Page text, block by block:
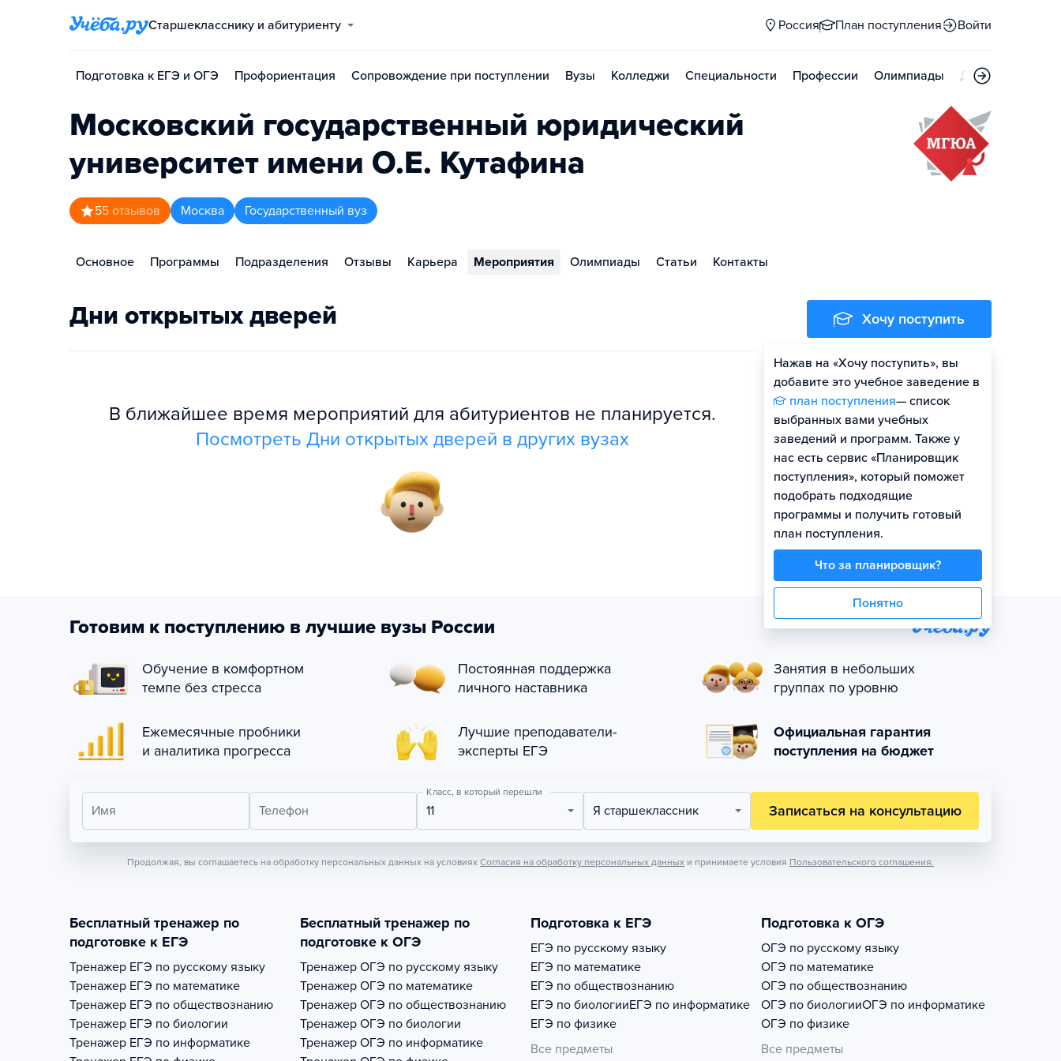
Старшекласснику и абитуриенту Россия План поступления Войти
Подготовка к ЕГЭ и ОГЭ Профориентация Сопровождение при поступлении Вузы Колледжи Специальности Профессии Олимпиады Дни открытых
Московский государственный юридический
университет имени О.Е. Кутафина
55 отзывов Москва Государственный вуз
Основное Программы Подразделения Отзывы Карьера Мероприятия Олимпиады Статьи Контакты
Дни открытых дверей
В ближайшее время мероприятий для абитуриентов не планируется.
Посмотреть Дни открытых дверей в других вузах
Хочу поступить
Нажав на «Хочу поступить», вы
добавите это учебное заведение в
план поступления— список
выбранных вами учебных
заведений и программ. Также у
нас есть сервис «Планировщик
поступления», который поможет
подобрать подходящие
программы и получить готовый
план поступления.
Что за планировщик?
Понятно
Оценить шансы
Готовим к поступлению в лучшие вузы России
Обучение в комфортном
темпе без стресса
Постоянная поддержка
личного наставника
Занятия в небольших
группах по уровню
Ежемесячные пробники
и аналитика прогресса
Лучшие преподаватели-
эксперты ЕГЭ
Официальная гарантия
поступления на бюджет
Имя Телефон
Класс, в который перешли
11 Я старшеклассник Записаться на консультацию
Продолжая, вы соглашаетесь на обработку персональных данных на условиях Согласия на обработку персональных данных и принимаете условия Пользовательского соглашения.
Бесплатный тренажер по
подготовке к ЕГЭ
Тренажер ЕГЭ по русскому языку
Тренажер ЕГЭ по математике
Тренажер ЕГЭ по обществознанию
Тренажер ЕГЭ по биологии
Тренажер ЕГЭ по информатике
Бесплатный тренажер по
подготовке к ОГЭ
Тренажер ОГЭ по русскому языку
Тренажер ОГЭ по математике
Тренажер ОГЭ по обществознанию
Тренажер ОГЭ по биологии
Тренажер ОГЭ по информатике
Подготовка к ЕГЭ
ЕГЭ по русскому языку
ЕГЭ по математике
ЕГЭ по обществознанию
ЕГЭ по биологииЕГЭ по информатике
ЕГЭ по физике
Все предметы
Подготовка к ОГЭ
ОГЭ по русскому языку
ОГЭ по математике
ОГЭ по обществознанию
ОГЭ по биологииОГЭ по информатике
ОГЭ по физике
Все предметы